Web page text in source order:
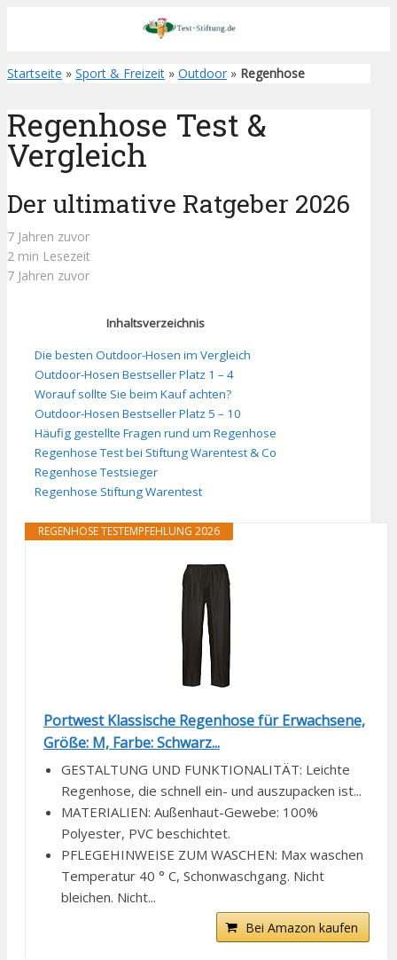
Startseite » Sport & Freizeit » Outdoor » Regenhose
Regenhose Test &
Vergleich
Der ultimative Ratgeber 2026
7 Jahren zuvor
2 min Lesezeit
7 Jahren zuvor
Inhaltsverzeichnis
Die besten Outdoor-Hosen im Vergleich
Outdoor-Hosen Bestseller Platz 1 – 4
Worauf sollte Sie beim Kauf achten?
Outdoor-Hosen Bestseller Platz 5 – 10
Häufig gestellte Fragen rund um Regenhose
Regenhose Test bei Stiftung Warentest & Co
Regenhose Testsieger
Regenhose Stiftung Warentest
REGENHOSE TESTEMPFEHLUNG 2026
Portwest Klassische Regenhose für Erwachsene,
Größe: M, Farbe: Schwarz...
GESTALTUNG UND FUNKTIONALITÄT: Leichte
Regenhose, die schnell ein- und auszupacken ist...
MATERIALIEN: Außenhaut-Gewebe: 100%
Polyester, PVC beschichtet.
PFLEGEHINWEISE ZUM WASCHEN: Max waschen
Temperatur 40 ° C, Schonwaschgang. Nicht
bleichen. Nicht...
Bei Amazon kaufen